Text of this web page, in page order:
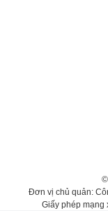
Đơn vị chủ quản:
Giấy phép mạng